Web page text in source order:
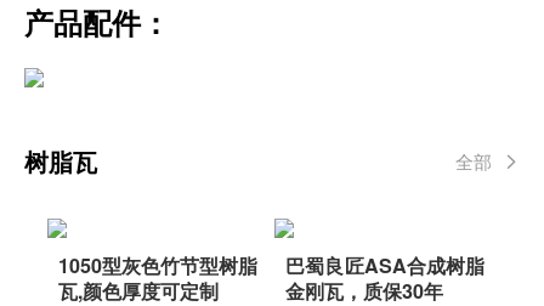
产品配件：
树脂瓦 全部
1050型灰色竹节型树脂
瓦,颜色厚度可定制
巴蜀良匠ASA合成树脂
金刚瓦，质保30年